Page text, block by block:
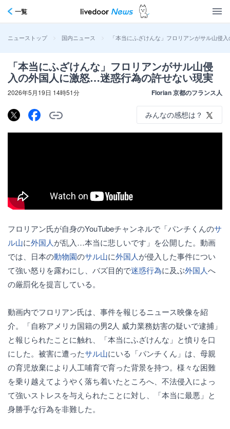
一覧
ニューストップ > 国内ニュース > 「本当にふざけんな」フロリアンがサル山侵
「本当にふざけんな」フロリアンがサル山侵
入の外国人に激怒…迷惑行為の許せない現実
2026年5月19日 14時51分 Florian 京都のフランス人
みんなの感想は？
フロリアン氏が自身のYouTubeチャンネルで「パンチくんのサ
ル山に外国人が乱入…本当に悲しいです」を公開した。動画
では、日本の動物園のサル山に外国人が侵入した事件につい
て強い怒りを露わにし、バズ目的で迷惑行為に及ぶ外国人へ
の厳罰化を提言している。
動画内でフロリアン氏は、事件を報じるニュース映像を紹
介。「自称アメリカ国籍の男2人 威力業務妨害の疑いで逮捕」
と報じられたことに触れ、「本当にふざけんな」と憤りを口
にした。被害に遭ったサル山にいる「パンチくん」は、母親
の育児放棄により人工哺育で育った背景を持つ。様々な困難
を乗り越えてようやく落ち着いたところへ、不法侵入によっ
て強いストレスを与えられたことに対し、「本当に最悪」と
身勝手な行為を非難した。